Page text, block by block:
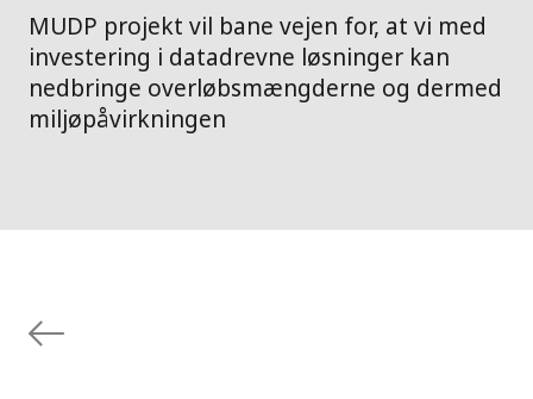
MUDP projekt vil bane vejen for, at vi med
investering i datadrevne løsninger kan
nedbringe overløbsmængderne og dermed
miljøpåvirkningen